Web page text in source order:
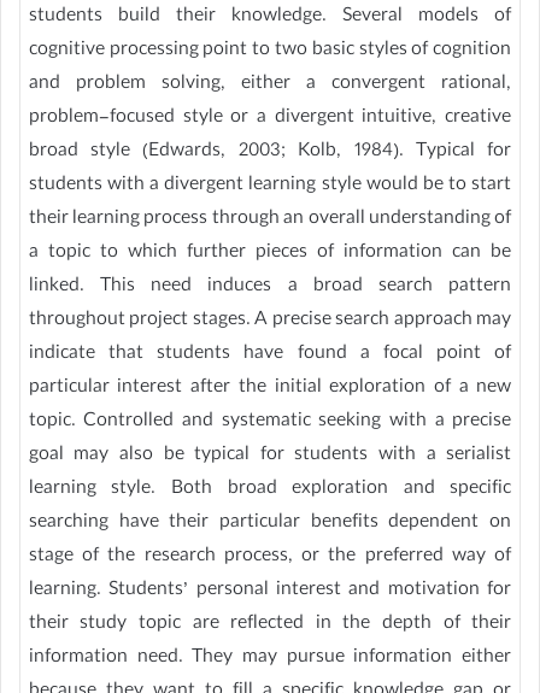
students build their knowledge. Several models of
cognitive processing point to two basic styles of cognition
and problem solving, either a convergent rational,
problem-focused style or a divergent intuitive, creative
broad style (Edwards, 2003; Kolb, 1984). Typical for
students with a divergent learning style would be to start
their learning process through an overall understanding of
a topic to which further pieces of information can be
linked. This need induces a broad search pattern
throughout project stages. A precise search approach may
indicate that students have found a focal point of
particular interest after the initial exploration of a new
topic. Controlled and systematic seeking with a precise
goal may also be typical for students with a serialist
learning style. Both broad exploration and specific
searching have their particular benefits dependent on
stage of the research process, or the preferred way of
learning. Students’ personal interest and motivation for
their study topic are reflected in the depth of their
information need. They may pursue information either